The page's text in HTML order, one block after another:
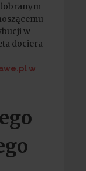
w
dociera
w